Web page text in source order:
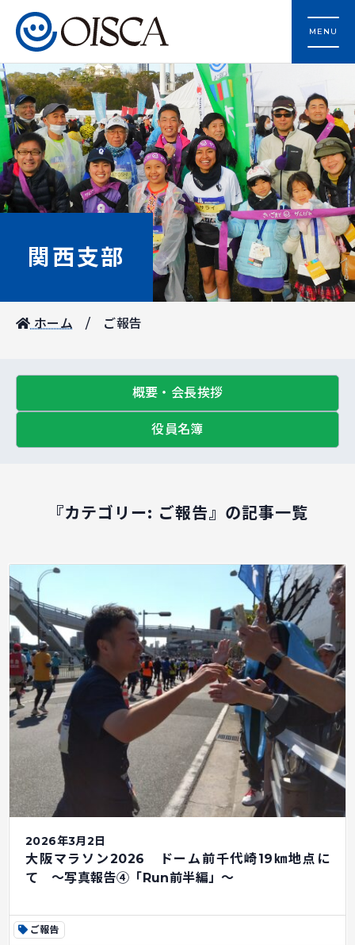
MENU
関西支部
ホーム ご報告
概要・会長挨拶
役員名簿
『カテゴリー: ご報告』の記事一覧
2026年3月2日
大阪マラソン2026 ドーム前千代崎19㎞地点に
て ～写真報告④「Run前半編」～
ご報告